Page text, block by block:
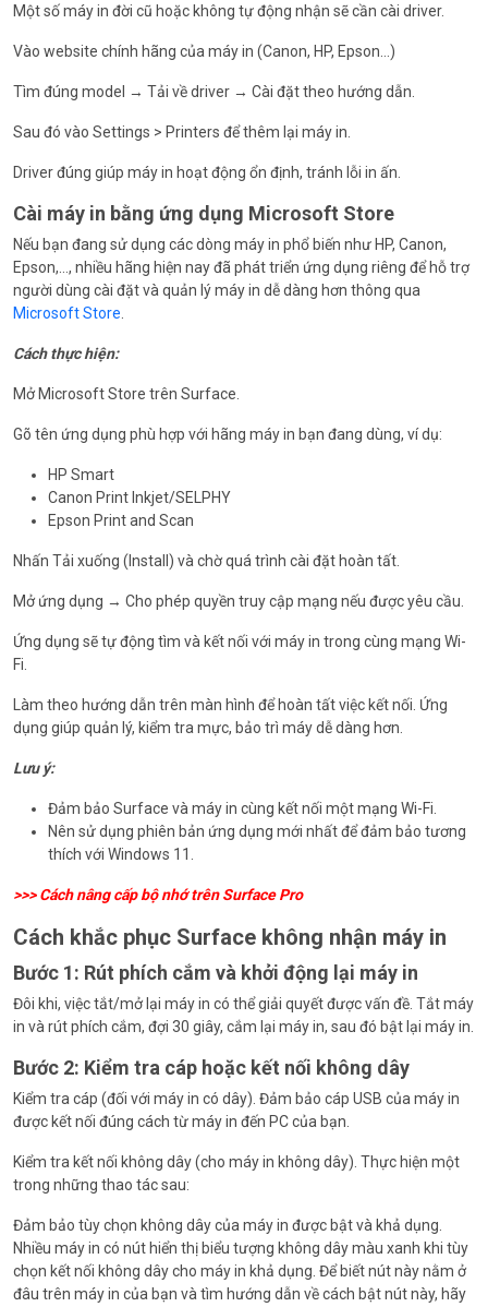
Một số máy in đời cũ hoặc không tự động nhận sẽ cần cài driver.
Vào website chính hãng của máy in (Canon, HP, Epson…)
Tìm đúng model → Tải về driver → Cài đặt theo hướng dẫn.
Sau đó vào Settings > Printers để thêm lại máy in.
Driver đúng giúp máy in hoạt động ổn định, tránh lỗi in ấn.
Cài máy in bằng ứng dụng Microsoft Store
Nếu bạn đang sử dụng các dòng máy in phổ biến như HP, Canon,
Epson,…, nhiều hãng hiện nay đã phát triển ứng dụng riêng để hỗ trợ
người dùng cài đặt và quản lý máy in dễ dàng hơn thông qua
Microsoft Store.
Cách thực hiện:
Mở Microsoft Store trên Surface.
Gõ tên ứng dụng phù hợp với hãng máy in bạn đang dùng, ví dụ:
HP Smart
Canon Print Inkjet/SELPHY
Epson Print and Scan
Nhấn Tải xuống (Install) và chờ quá trình cài đặt hoàn tất.
Mở ứng dụng → Cho phép quyền truy cập mạng nếu được yêu cầu.
Ứng dụng sẽ tự động tìm và kết nối với máy in trong cùng mạng Wi-
Fi.
Làm theo hướng dẫn trên màn hình để hoàn tất việc kết nối. Ứng
dụng giúp quản lý, kiểm tra mực, bảo trì máy dễ dàng hơn.
Lưu ý:
Đảm bảo Surface và máy in cùng kết nối một mạng Wi-Fi.
Nên sử dụng phiên bản ứng dụng mới nhất để đảm bảo tương
thích với Windows 11.
>>>Cách nâng cấp bộ nhớ trên Surface Pro
Cách khắc phục Surface không nhận máy in
Bước 1: Rút phích cắm và khởi động lại máy in
Đôi khi, việc tắt/mở lại máy in có thể giải quyết được vấn đề. Tắt máy
in và rút phích cắm, đợi 30 giây, cắm lại máy in, sau đó bật lại máy in.
Bước 2: Kiểm tra cáp hoặc kết nối không dây
Kiểm tra cáp (đối với máy in có dây). Đảm bảo cáp USB của máy in
được kết nối đúng cách từ máy in đến PC của bạn.
Kiểm tra kết nối không dây (cho máy in không dây). Thực hiện một
trong những thao tác sau:
Đảm bảo tùy chọn không dây của máy in được bật và khả dụng.
Nhiều máy in có nút hiển thị biểu tượng không dây màu xanh khi tùy
chọn kết nối không dây cho máy in khả dụng. Để biết nút này nằm ở
đâu trên máy in của bạn và tìm hướng dẫn về cách bật nút này, hãy